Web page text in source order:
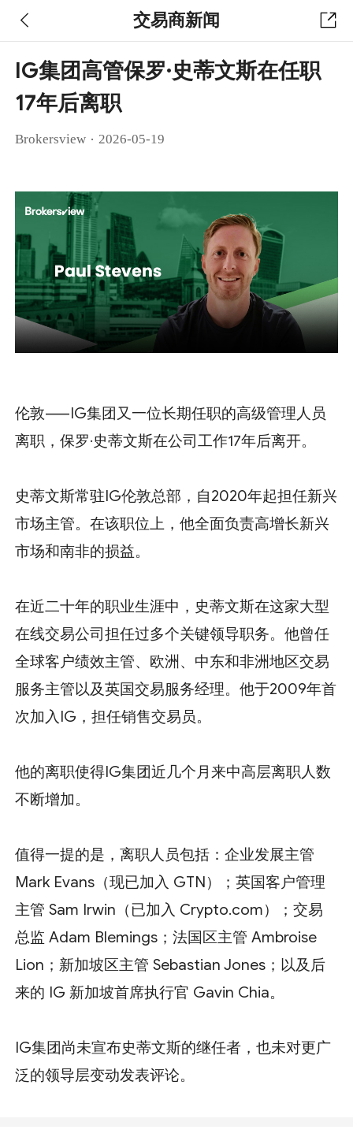
交易商新闻
IG集团高管保罗·史蒂文斯在任职
17年后离职
Brokersview · 2026-05-19
伦敦——IG集团又一位长期任职的高级管理人员
离职，保罗·史蒂文斯在公司工作17年后离开。
史蒂文斯常驻IG伦敦总部，自2020年起担任新兴
市场主管。在该职位上，他全面负责高增长新兴
市场和南非的损益。
在近二十年的职业生涯中，史蒂文斯在这家大型
在线交易公司担任过多个关键领导职务。他曾任
全球客户绩效主管、欧洲、中东和非洲地区交易
服务主管以及英国交易服务经理。他于2009年首
次加入IG，担任销售交易员。
他的离职使得IG集团近几个月来中高层离职人数
不断增加。
值得一提的是，离职人员包括：企业发展主管
Mark Evans（现已加入 GTN）；英国客户管理
主管 Sam Irwin（已加入 Crypto.com）；交易
总监 Adam Blemings；法国区主管 Ambroise
Lion；新加坡区主管 Sebastian Jones；以及后
来的 IG 新加坡首席执行官 Gavin Chia。
IG集团尚未宣布史蒂文斯的继任者，也未对更广
泛的领导层变动发表评论。